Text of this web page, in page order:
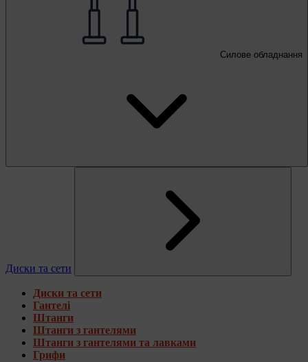
Силове обладнання
Диски та сети
Диски та сети
Гантелі
Штанги
Штанги з гантелями
Штанги з гантелями та лавками
Грифи